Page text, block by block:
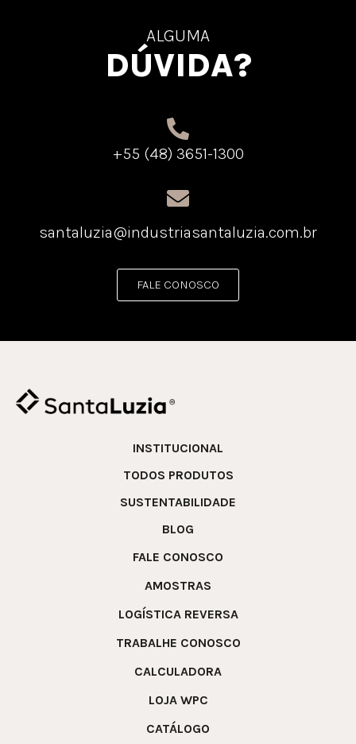
ALGUMA
DÚVIDA?
+55 (48) 3651-1300
santaluzia@industriasantaluzia.com.br
FALE CONOSCO
INSTITUCIONAL
TODOS PRODUTOS
SUSTENTABILIDADE
BLOG
FALE CONOSCO
AMOSTRAS
LOGÍSTICA REVERSA
TRABALHE CONOSCO
CALCULADORA
LOJA WPC
CATÁLOGO